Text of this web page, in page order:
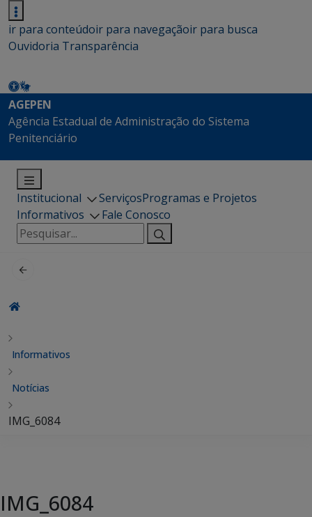
ir para conteúdoir para navegaçãoir para busca
Ouvidoria Transparência
AGEPEN
Agência Estadual de Administração do Sistema
Penitenciário
Institucional ServiçosProgramas e Projetos
Informativos
Fale Conosco
Pesquisar
por:
Informativos
Notícias
IMG_6084
IMG_6084